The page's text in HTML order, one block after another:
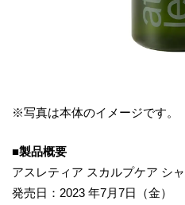
※写真は本体のイメージです。
■製品概要
アスレティア スカルプケア シ
発売日：2023 年7月7日（金）